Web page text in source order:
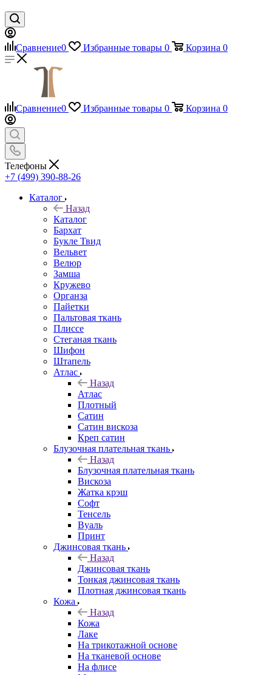
Сравнение0 Избранные товары 0 Корзина 0
Сравнение0 Избранные товары 0 Корзина 0
Телефоны
+7 (499) 390-88-26
Каталог
Назад
Каталог
Бархат
Букле Твид
Вельвет
Велюр
Замша
Кружево
Органза
Пайетки
Пальтовая ткань
Плиссе
Стеганая ткань
Шифон
Штапель
Атлас
Назад
Атлас
Плотный
Сатин
Сатин вискоза
Креп сатин
Блузочная плательная ткань
Назад
Блузочная плательная ткань
Вискоза
Жатка крэш
Софт
Тенсель
Вуаль
Принт
Джинсовая ткань
Назад
Джинсовая ткань
Тонкая джинсовая ткань
Плотная джинсовая ткань
Кожа
Назад
Кожа
Лаке
На трикотажной основе
На тканевой основе
На флисе